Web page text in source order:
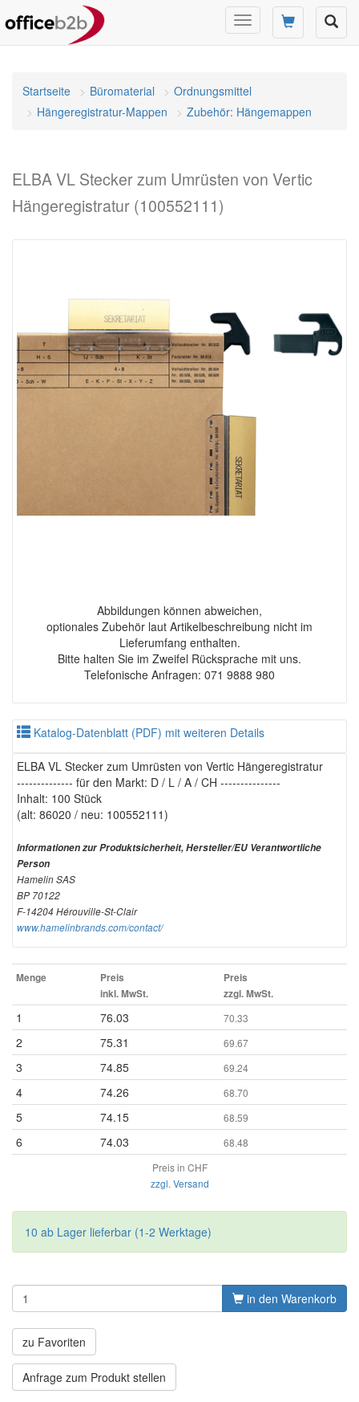
Navigation
umschalten
Startseite Büromaterial
Ordnungsmittel
Hängeregistratur-Mappen
Zubehör: Hängemappen
ELBA VL Stecker zum Umrüsten von Vertic
Hängeregistratur (100552111)
Abbildungen können abweichen,
optionales Zubehör laut Artikelbeschreibung nicht im
Lieferumfang enthalten.
Bitte halten Sie im Zweifel Rücksprache mit uns.
Telefonische Anfragen: 071 9888 980
Katalog-Datenblatt (PDF) mit weiteren Details
ELBA VL Stecker zum Umrüsten von Vertic Hängeregistratur
-------------- für den Markt: D / L / A / CH ---------------
Inhalt: 100 Stück
(alt: 86020 / neu: 100552111)
Informationen zur Produktsicherheit, Hersteller/EU Verantwortliche
Person
Hamelin SAS
BP 70122
F-14204 Hérouville-St-Clair
www.hamelinbrands.com/contact/
Menge
Preis
inkl. MwSt.
Preis
zzgl. MwSt.
1 76.03 70.33
2 75.31 69.67
3 74.85 69.24
4 74.26 68.70
5 74.15 68.59
6 74.03
68.48
Preis in CHF
zzgl. Versand
10 ab Lager lieferbar (1-2 Werktage)
in den Warenkorb
zu Favoriten
Anfrage zum Produkt stellen